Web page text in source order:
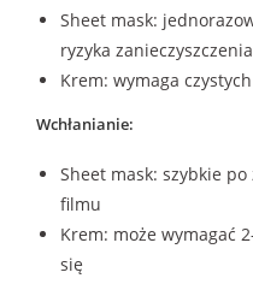
Sheet mask:
ryzyka zanieczyszczenia
Krem: wymaga
Wchłanianie:
Sheet mask: szybkie
filmu
Krem: może wymagać
się